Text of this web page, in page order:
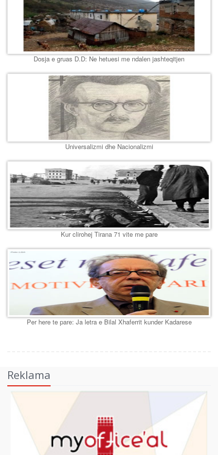
Dosja e gruas D.D: Ne hetuesi me ndalen jashteqitjen
Universalizmi dhe Nacionalizmi
Kur clirohej Tirana 71 vite me pare
Per here te pare: Ja letra e Bilal Xhaferrit kunder Kadarese
Reklama